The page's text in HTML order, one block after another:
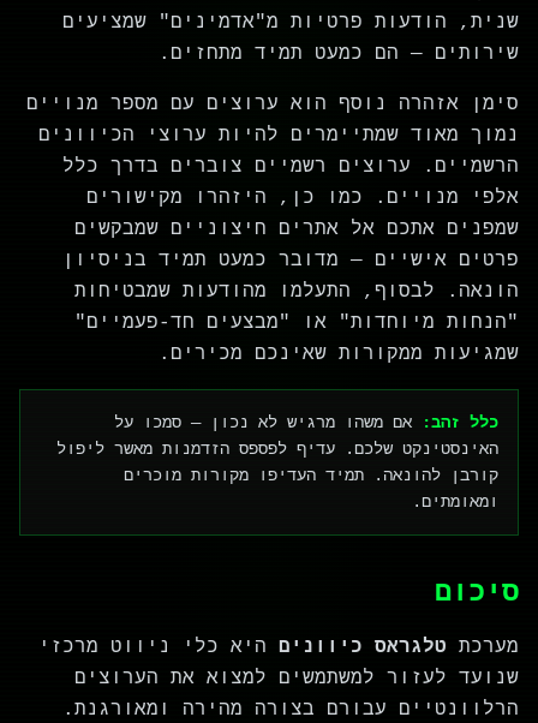
שנית, הודעות פרטיות מ"אדמינים" שמציעים
שירותים — הם כמעט תמיד מתחזים.
סימן אזהרה נוסף הוא ערוצים עם מספר מנויים
נמוך מאוד שמתיימרים להיות ערוצי הכיוונים
הרשמיים. ערוצים רשמיים צוברים בדרך כלל
אלפי מנויים. כמו כן, היזהרו מקישורים
שמפנים אתכם אל אתרים חיצוניים שמבקשים
פרטים אישיים — מדובר כמעט תמיד בניסיון
הונאה. לבסוף, התעלמו מהודעות שמבטיחות
"הנחות מיוחדות" או "מבצעים חד-פעמיים"
שמגיעות ממקורות שאינכם מכירים.
כלל זהב:
אם משהו מרגיש לא נכון — סמכו על
האינסטינקט שלכם. עדיף לפספס הזדמנות מאשר ליפול
קורבן להונאה. תמיד העדיפו מקורות מוכרים
ומאומתים.
סיכום
מערכת טלגראס כיוונים היא כלי ניווט מרכזי
שנועד לעזור למשתמשים למצוא את הערוצים
הרלוונטיים עבורם בצורה מהירה ומאורגנת.